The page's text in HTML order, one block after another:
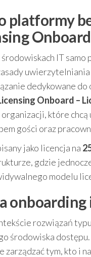
platformy
IT
dedykowane
Onboard –
organizacji, które
gości oraz
jako licencja na
gdzie
modelu
rozwiązań
środowiska
tym, kto i